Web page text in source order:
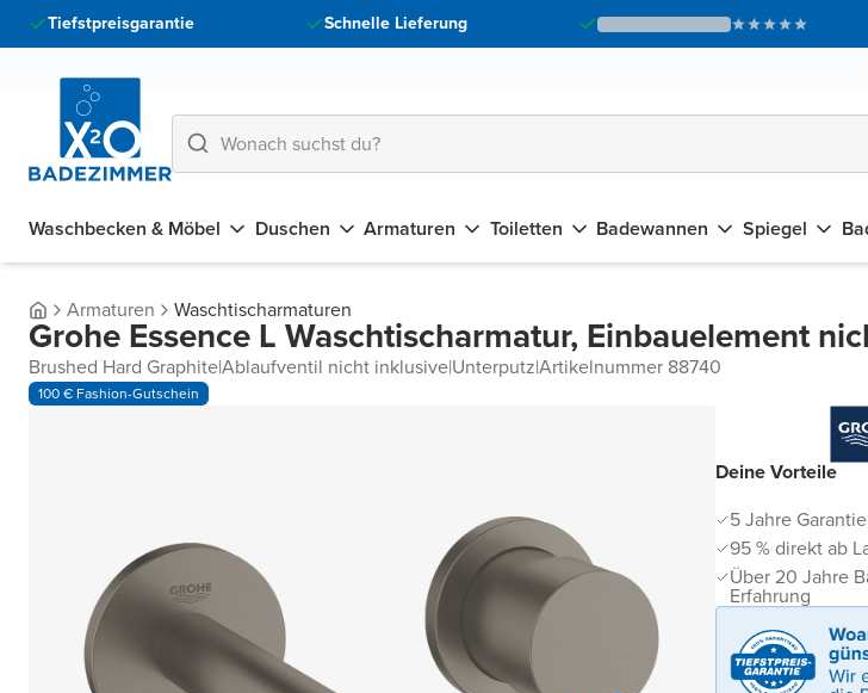
Tiefstpreisgarantie Schnelle Lieferung
Waschbecken & Möbel Duschen Armaturen Toiletten Badewannen Spiegel
Armaturen Waschtischarmaturen
Grohe Essence L Waschtischarmatur, Einbauelement
Brushed Hard Graphite|Ablaufventil nicht inklusive|Unterputz|Artikelnummer 88740
100 € Fashion-Gutschein
Deine Vorteile
5 Jahre Garantie
95 % direkt ab
Über 20 Jahre
Erfahrung